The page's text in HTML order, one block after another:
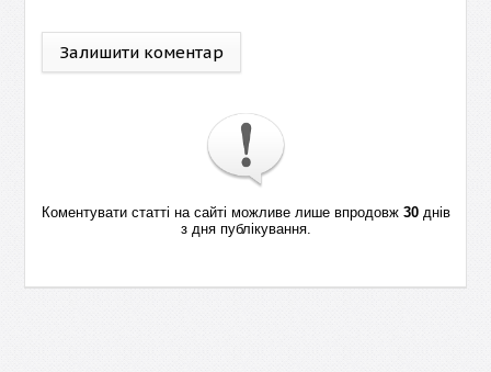
Залишити коментар
Коментувати статті на сайті можливе лише впродовж 30днів
з дня публікування.